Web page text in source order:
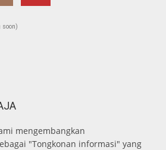
soon)
mengembangkan
"Tongkonan informasi" yang